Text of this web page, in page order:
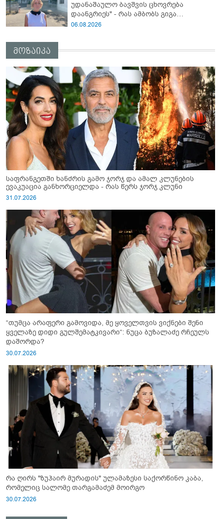
უდანაშაულო ბავშვის ცხოვრება
დაანგრიეს" - რას ამბობს გიგა
ავალიანის საქმეზე დაკავებული
06.08.2026
მოზაიკა
საფრანგეთში ხანძრის გამო ჯორჯ და ამალ კლუნების
ევაკუაცია განხორციელდა - რას წერს ჯორჯ კლუნი
31.07.2026
“თუმცა არაფერი გამოვიდა, მე ყოველთვის ვიქნები შენი
ყველაზე დიდი გულშემატკივარი“: ნუცა ბუზალაძე რჩეულს
დაშორდა?
30.07.2026
რა ღირს "ზუჰაირ მურადის" ულამაზესი საქორწინო კაბა,
რომელიც სალომე თარგამაძემ მოირგო
30.07.2026